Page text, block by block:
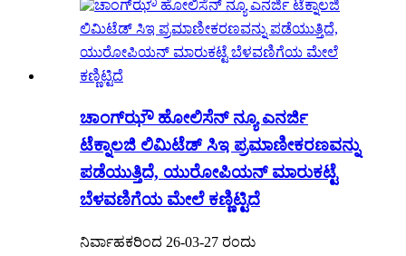
ಚಾಂಗ್‌ಝೌ ಹೋಲಿಸೆನ್ ನ್ಯೂ ಎನರ್ಜಿ
ಟೆಕ್ನಾಲಜಿ ಲಿಮಿಟೆಡ್ ಸಿಇ ಪ್ರಮಾಣೀಕರಣವನ್ನು
ಪಡೆಯುತ್ತಿದೆ, ಯುರೋಪಿಯನ್ ಮಾರುಕಟ್ಟೆ
ಬೆಳವಣಿಗೆಯ ಮೇಲೆ ಕಣ್ಣಿಟ್ಟಿದೆ
ನಿರ್ವಾಹಕರಿಂದ 26-03-27 ರಂದು